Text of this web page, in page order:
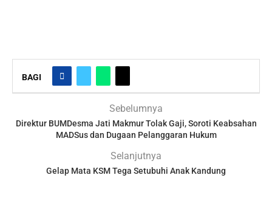
BAGI
Sebelumnya
Direktur BUMDesma Jati Makmur Tolak Gaji, Soroti Keabsahan
MADSus dan Dugaan Pelanggaran Hukum
Selanjutnya
Gelap Mata KSM Tega Setubuhi Anak Kandung